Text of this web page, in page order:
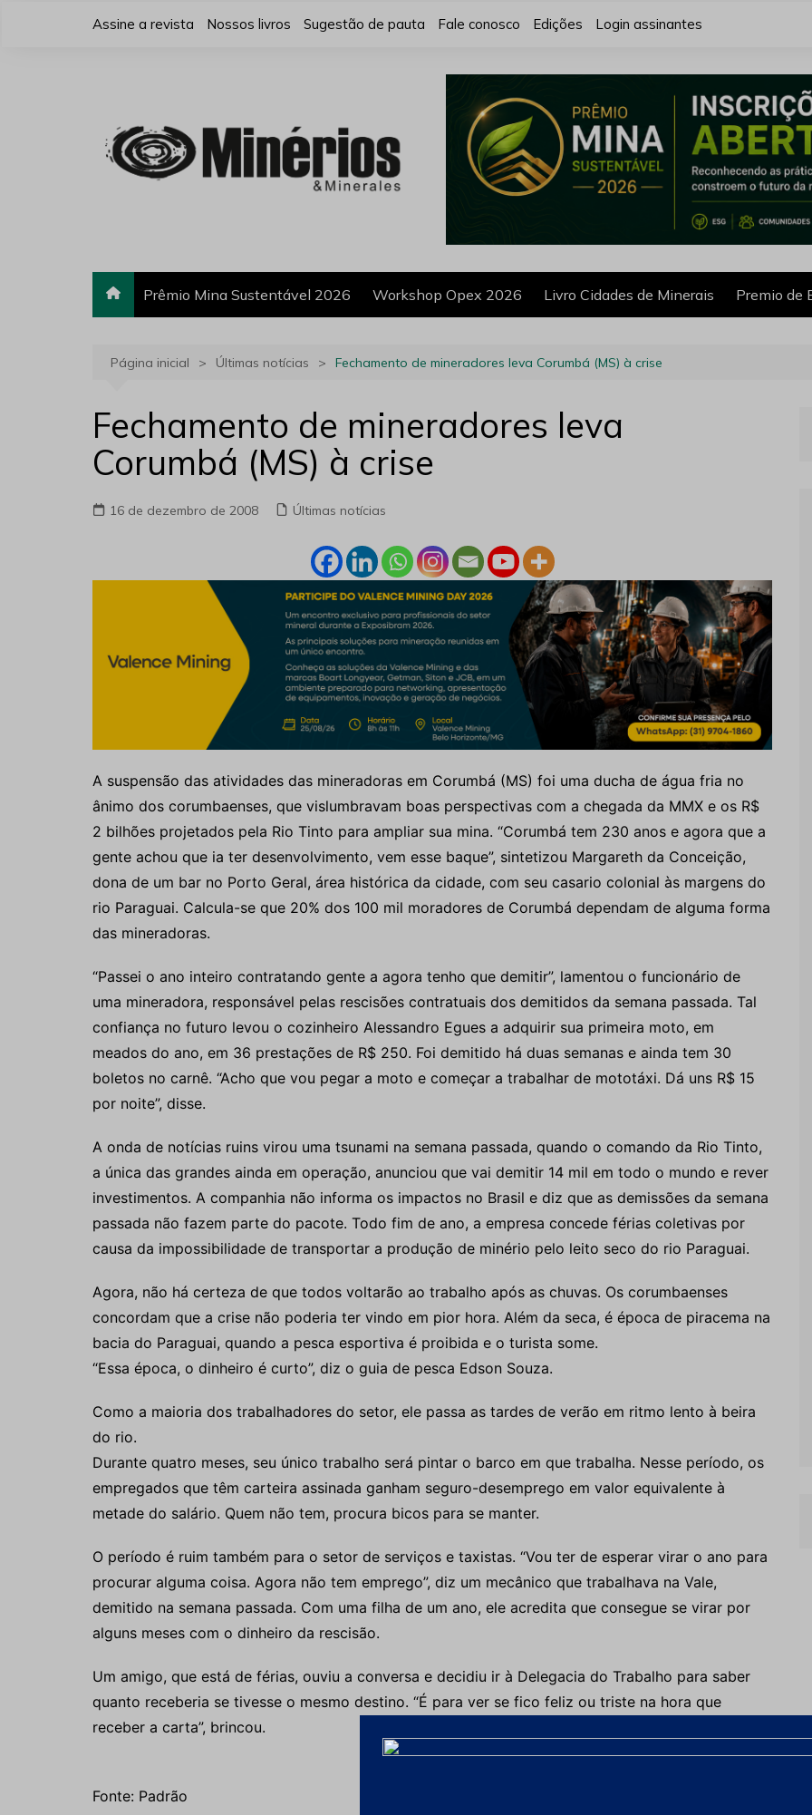
Assine a revista Nossos livros Sugestão de pauta Fale conosco Edições Login assinantes
Prêmio Mina Sustentável 2026 Workshop Opex 2026 Livro Cidades de Minerais Premio de
Página inicial Últimas notícias Fechamento de mineradores leva Corumbá (MS) à crise
Fechamento de mineradores leva
Corumbá (MS) à crise
16 de dezembro de 2008 Últimas notícias
A suspensão das atividades das mineradoras em Corumbá (MS) foi uma ducha de água fria no
ânimo dos corumbaenses, que vislumbravam boas perspectivas com a chegada da MMX e os R$
2 bilhões projetados pela Rio Tinto para ampliar sua mina. “Corumbá tem 230 anos e agora que a
gente achou que ia ter desenvolvimento, vem esse baque”, sintetizou Margareth da Conceição,
dona de um bar no Porto Geral, área histórica da cidade, com seu casario colonial às margens do
rio Paraguai. Calcula-se que 20% dos 100 mil moradores de Corumbá dependam de alguma forma
das mineradoras.
“Passei o ano inteiro contratando gente a agora tenho que demitir”, lamentou o funcionário de
uma mineradora, responsável pelas rescisões contratuais dos demitidos da semana passada. Tal
confiança no futuro levou o cozinheiro Alessandro Egues a adquirir sua primeira moto, em
meados do ano, em 36 prestações de R$ 250. Foi demitido há duas semanas e ainda tem 30
boletos no carnê. “Acho que vou pegar a moto e começar a trabalhar de mototáxi. Dá uns R$ 15
por noite”, disse.
A onda de notícias ruins virou uma tsunami na semana passada, quando o comando da Rio Tinto,
a única das grandes ainda em operação, anunciou que vai demitir 14 mil em todo o mundo e rever
investimentos. A companhia não informa os impactos no Brasil e diz que as demissões da semana
passada não fazem parte do pacote. Todo fim de ano, a empresa concede férias coletivas por
causa da impossibilidade de transportar a produção de minério pelo leito seco do rio Paraguai.
Agora, não há certeza de que todos voltarão ao trabalho após as chuvas. Os corumbaenses
concordam que a crise não poderia ter vindo em pior hora. Além da seca, é época de piracema na
bacia do Paraguai, quando a pesca esportiva é proibida e o turista some.
“Essa época, o dinheiro é curto”, diz o guia de pesca Edson Souza.
Como a maioria dos trabalhadores do setor, ele passa as tardes de verão em ritmo lento à beira
do rio.
Durante quatro meses, seu único trabalho será pintar o barco em que trabalha. Nesse período, os
empregados que têm carteira assinada ganham seguro-desemprego em valor equivalente à
metade do salário. Quem não tem, procura bicos para se manter.
O período é ruim também para o setor de serviços e taxistas. “Vou ter de esperar virar o ano para
procurar alguma coisa. Agora não tem emprego”, diz um mecânico que trabalhava na Vale,
demitido na semana passada. Com uma filha de um ano, ele acredita que consegue se virar por
alguns meses com o dinheiro da rescisão.
Um amigo, que está de férias, ouviu a conversa e decidiu ir à Delegacia do Trabalho para saber
quanto receberia se tivesse o mesmo destino. “É para ver se fico feliz ou triste na hora que
receber a carta”, brincou.
Fonte: Padrão